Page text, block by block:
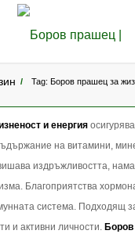
/ Tag: Боров прашец за
и енергия
на витамини,
издръжливостта,
Благоприятства
система. Подходящ
и активни личности.